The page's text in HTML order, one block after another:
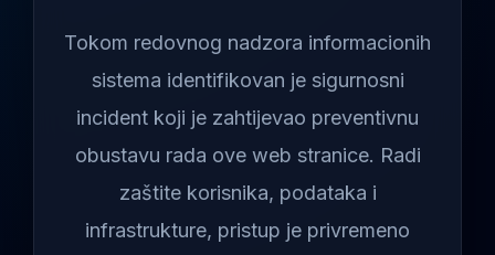
Tokom redovnog nadzora informacionih
sistema identifikovan je sigurnosni
incident koji je zahtijevao preventivnu
obustavu rada ove web stranice. Radi
zaštite korisnika, podataka i
infrastrukture, pristup je privremeno